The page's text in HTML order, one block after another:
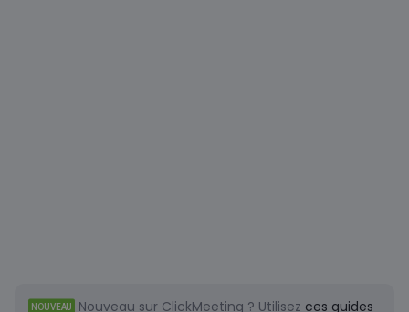
NOUVEAU Nouveau sur ClickMeeting ? Utilisez ces guides